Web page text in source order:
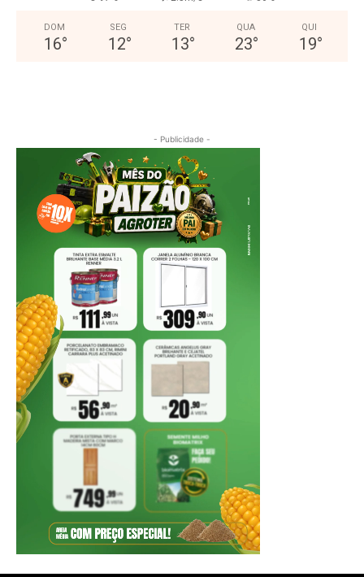
DOM
16°
SEG
12°
TER
13°
QUA
23°
QUI
19°
- Publicidade -